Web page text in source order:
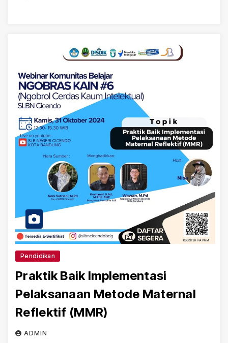
Pendidikan
Praktik Baik Implementasi
Pelaksanaan Metode Maternal
Reflektif (MMR)
ADMIN